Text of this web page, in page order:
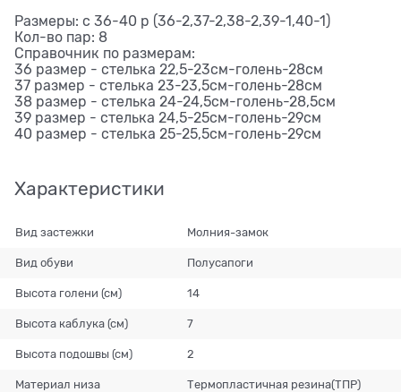
Размеры: с 36-40 р (36-2,37-2,38-2,39-1,40-1)
Кол-во пар: 8
Справочник по размерам:
36 размер - стелька 22,5-23см-голень-28см
37 размер - стелька 23-23,5см-голень-28см
38 размер - стелька 24-24,5см-голень-28,5см
39 размер - стелька 24,5-25см-голень-29см
40 размер - стелька 25-25,5см-голень-29см
Характеристики
Вид застежки Молния-замок
Вид обуви Полусапоги
Высота голени (см) 14
Высота каблука (см) 7
Высота подошвы (см) 2
Материал низа Термопластичная резина(ТПР)